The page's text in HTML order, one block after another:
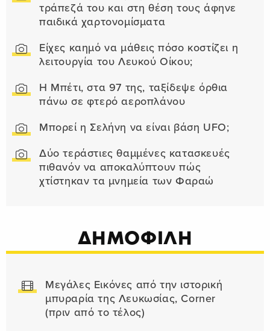
τράπεζά του και στη θέση τους άφηνε
παιδικά χαρτονομίσματα
Είχες καημό να μάθεις πόσο κοστίζει η
λειτουργία του Λευκού Οίκου;
Η Μπέτι, στα 97 της, ταξίδεψε όρθια
πάνω σε φτερό αεροπλάνου
Μπορεί η Σελήνη να είναι βάση UFO;
Δύο τεράστιες θαμμένες κατασκευές
πιθανόν να αποκαλύπτουν πώς
χτίστηκαν τα μνημεία των Φαραώ
ΔΗΜΟΦΙΛΗ
Μεγάλες Εικόνες από την ιστορική
μπυραρία της Λευκωσίας, Corner
(πριν από το τέλος)